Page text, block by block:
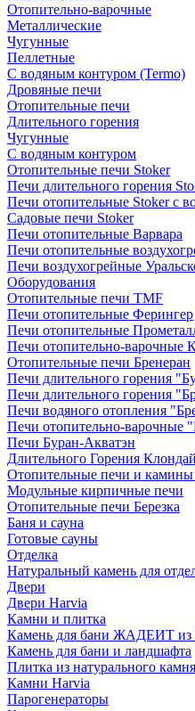
Отопительно-варочные
Металлические
Чугунные
Пеллетные
С водяным контуром (Termo)
Дровяные печи
Отопительные печи
Длительного горения
Чугунные
C водяным контуром
Отопительные печи Stoker
Печи длительного горения
Печи отопительные Stoker с
Садовые печи Stoker
Печи отопительные Варвара
Печи отопительные
Печи воздухогрейные
Оборудования
Отопительные печи TMF
Печи отопительные Ферингер
Печи отопительные
Печи отопительно-варочные
Отопительные печи Бренеран
Печи длительного горения
Печи длительного горения
Печи водяного отопления
Печи отопительно-варочные
Печи Буран-Акватэн
Длительного Горения
Отопительные печи и камины
Модульные кирпичные печи
Отопительные печи Березка
Баня и сауна
Готовые сауны
Отделка
Натуральный камень для
Двери
Двери Harvia
Камни и плитка
Камень для бани ЖАДЕИТ из
Камень для бани и ландшафта
Плитка из натурального камня
Камни Harvia
Парогенераторы